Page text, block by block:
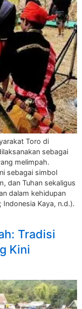
Toro di
sebagai
melimpah.
sebagai simbol
dan Tuhan sekaligus
dalam kehidupan
Kaya, n.d.).
Tradisi
Kini